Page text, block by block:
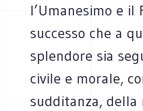
l’Umanesimo e il
successo che a
splendore sia
civile e morale,
sudditanza, della